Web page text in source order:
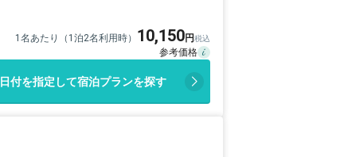
1名あたり（1泊2名利用時） 10,150
日付を指定して宿泊プランを探す